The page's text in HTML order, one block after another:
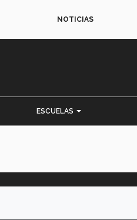
NOTICIAS
ESCUELAS